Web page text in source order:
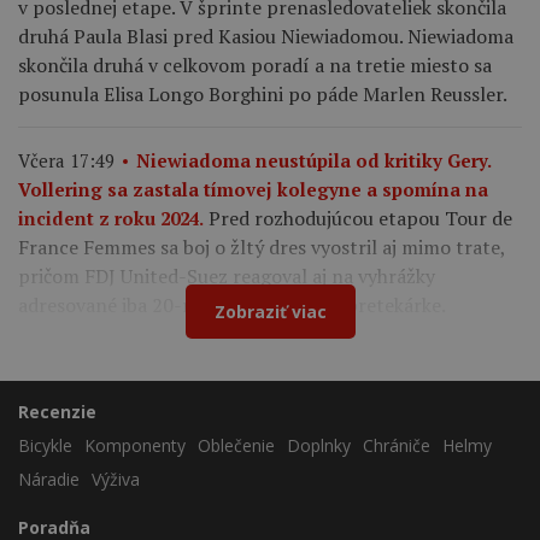
v poslednej etape. V šprinte prenasledovateliek skončila
druhá Paula Blasi pred Kasiou Niewiadomou. Niewiadoma
skončila druhá v celkovom poradí a na tretie miesto sa
posunula Elisa Longo Borghini po páde Marlen Reussler.
Včera 17:49
Niewiadoma neustúpila od kritiky Gery.
Vollering sa zastala tímovej kolegyne a spomína na
incident z roku 2024. Pred rozhodujúcou etapou Tour de
France Femmes sa boj o žltý dres vyostril aj mimo trate,
pričom FDJ United-Suez reagoval aj na vyhrážky
adresované iba 20-ročnej francúzskej pretekárke.
Zobraziť viac
Recenzie
Bicykle
Komponenty Oblečenie Doplnky Chrániče
Helmy
Náradie Výživa
Poradňa